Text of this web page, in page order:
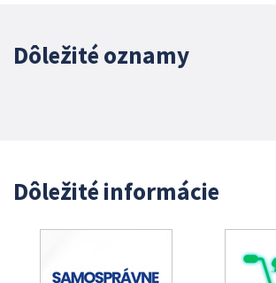
Dôležité oznamy
Dôležité informácie